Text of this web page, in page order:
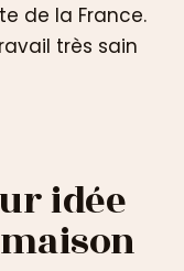
de la France.
très sain
idée